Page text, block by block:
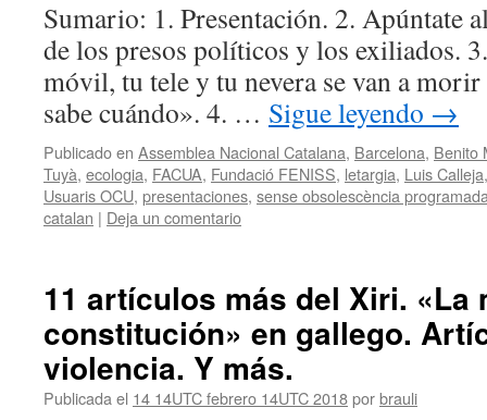
Sumario: 1. Presentación. 2. Apúntate
de los presos políticos y los exiliados.
móvil, tu tele y tu nevera se van a
sabe cuándo». 4. … Sigue leyendo →
Publicado en Assemblea Nacional Catalana, Barcelona, Benito
Tuyà, ecologia, FACUA, Fundació FENISS, letargia, Luis Calleja
Usuaris OCU, presentaciones, sense obsolescència
catalan | Deja un comentario
11 artículos más del Xiri. «La
constitución» en gallego.
violencia. Y más.
Publicada el 14 14UTC febrero 14UTC 2018porbrauli